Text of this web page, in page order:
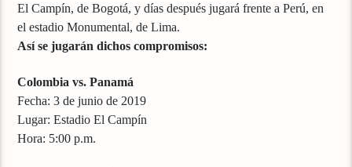
El Campín, de Bogotá, y días después jugará frente a Perú, en
el estadio Monumental, de Lima.
Así se jugarán dichos compromisos:
Colombia vs. Panamá
Fecha: 3 de junio de 2019
Lugar: Estadio El Campín
Hora: 5:00 p.m.